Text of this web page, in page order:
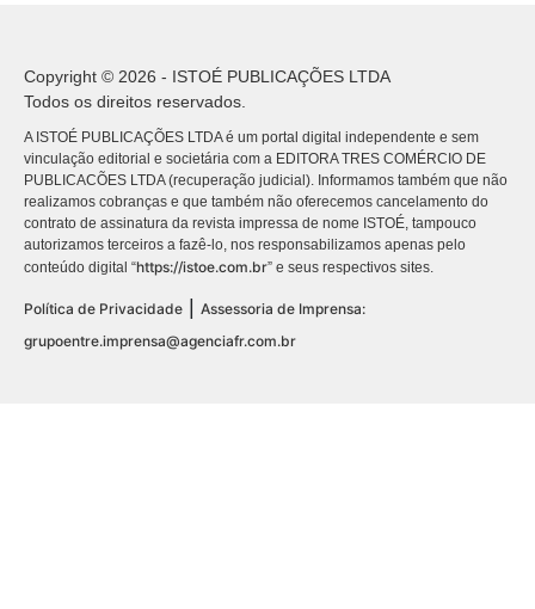
Copyright © 2026 - ISTOÉ PUBLICAÇÕES LTDA
Todos os direitos reservados.
A ISTOÉ PUBLICAÇÕES LTDA é um portal digital independente e sem
vinculação editorial e societária com a EDITORA TRES COMÉRCIO DE
PUBLICACÕES LTDA (recuperação judicial). Informamos também que não
realizamos cobranças e que também não oferecemos cancelamento do
contrato de assinatura da revista impressa de nome ISTOÉ, tampouco
autorizamos terceiros a fazê-lo, nos responsabilizamos apenas pelo
conteúdo digital “https://istoe.com.br” e seus respectivos sites.
Política de Privacidade
Assessoria de Imprensa:
grupoentre.imprensa@agenciafr.com.br